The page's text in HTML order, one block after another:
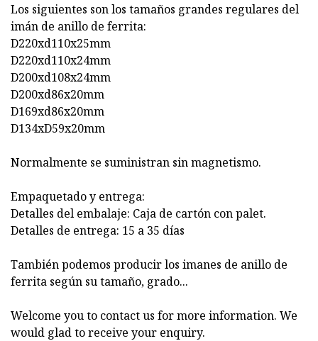
Los siguientes son los tamaños grandes regulares del
imán de anillo de ferrita:
D220xd110x25mm
D220xd110x24mm
D200xd108x24mm
D200xd86x20mm
D169xd86x20mm
D134xD59x20mm
Normalmente se suministran sin magnetismo.
Empaquetado y entrega:
Detalles del embalaje: Caja de cartón con palet.
Detalles de entrega: 15 a 35 días
También podemos producir los imanes de anillo de
ferrita según su tamaño, grado...
Welcome you to contact us for more information. We
would glad to receive your enquiry.